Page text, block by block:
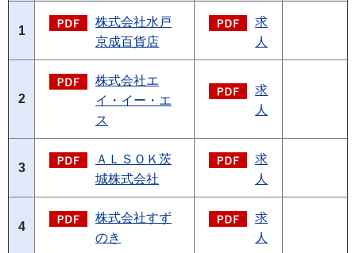
1
株式会社水戸
京成百貨店
求
人
2
株式会社エ
イ・イー・エ
ス
求
人
3
ＡＬＳＯＫ茨
城株式会社
求
人
4
株式会社すず
のき
求
人